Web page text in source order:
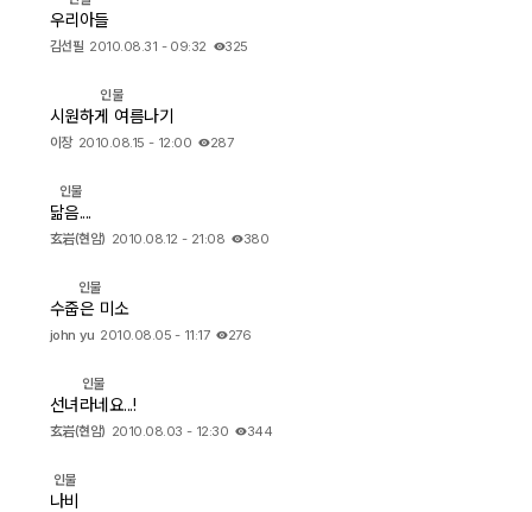
장터
가입인사
출사 정보
출사 여행기
맛집 / 멋집
djslr 소개
우리아들
김선필 2010.08.31 - 09:32 325
인물
시원하게 여름나기
이장 2010.08.15 - 12:00 287
인물
닮음....
玄岩(현암) 2010.08.12 - 21:08 380
인물
수줍은 미소
john yu 2010.08.05 - 11:17 276
인물
선녀라네요...!
玄岩(현암) 2010.08.03 - 12:30 344
인물
나비